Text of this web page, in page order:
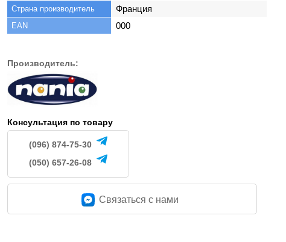
Страна производитель Франция
EAN 000
Производитель:
Консультация по товару
(096) 874-75-30
(050) 657-26-08
Связаться c нами